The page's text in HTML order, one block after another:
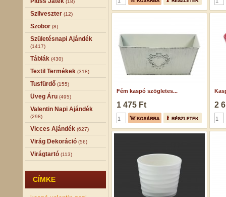
(18)
Szilveszter (12)
Szobor (8)
Születésnapi Ajándék
(1417)
Táblák (430)
Textil Termékek (318)
Tusfürdő (155)
Üveg Áru (495)
Valentin Napi Ajándék
(298)
Vicces Ajándék (627)
Virág Dekoráció (56)
Virágtartó (113)
CÍMKE
Fém kaspó szögletes...
1 475 Ft 2